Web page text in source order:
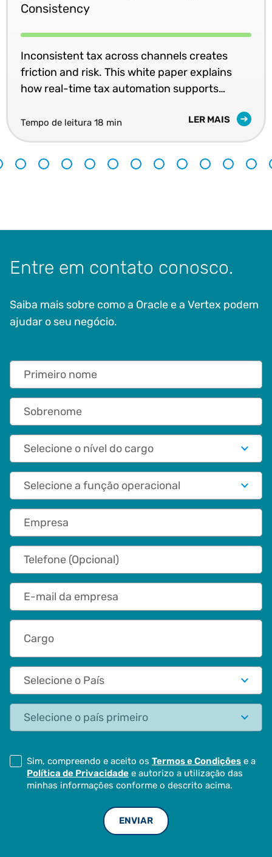
Consistency
Inconsistent tax across channels creates
friction and risk. This white paper explains
how real-time tax automation supports
experiences.
Tempo de leitura 18 min LER MAIS
10 11 12 13 14 15 16 17 18 19 20
Entre em contato conosco.
Saiba mais sobre como a Oracle e a Vertex podem
ajudar o seu negócio.
Primeiro nome
Sobrenome
Nível do cargo
Papel funcional
Empresa
Telefone (Opcional)
E-mail da empresa
País
Estado
Sim, compreendo e aceito os Termos e Condições e a
Política de Privacidade e autorizo a utilização das
minhas informações conforme o descrito acima.